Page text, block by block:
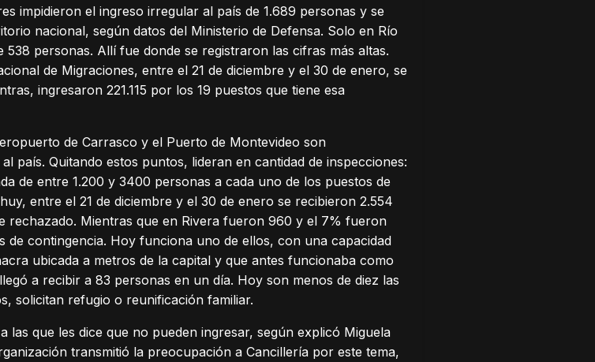
impidieron el ingreso irregular al país de 1.689 personas y se
nacional, según datos del Ministerio de Defensa. Solo en Río
personas. Allí fue donde se registraron las cifras más altas.
de Migraciones, entre el 21 de diciembre y el 30 de enero, se
ingresaron 221.115 por los 19 puestos que tiene esa
de Carrasco y el Puerto de Montevideo son
país. Quitando estos puntos, lideran en cantidad de inspecciones:
de entre 1.200 y 3400 personas a cada uno de los puestos de
entre el 21 de diciembre y el 30 de enero se recibieron 2.554
rechazado. Mientras que en Rivera fueron 960 y el 7% fueron
de contingencia. Hoy funciona uno de ellos, con una capacidad
ubicada a metros de la capital y que antes funcionaba como
a recibir a 83 personas en un día. Hoy son menos de diez las
solicitan refugio o reunificación familiar.
las que les dice que no pueden ingresar, según explicó Miguela
transmitió la preocupación a Cancillería por este tema,